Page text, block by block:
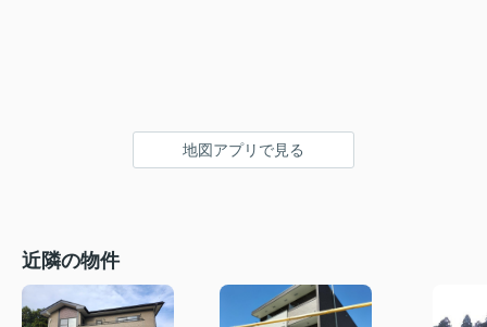
地図アプリで見る
近隣の物件